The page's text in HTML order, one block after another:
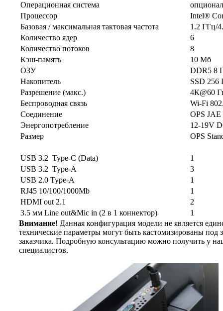
Операционная система
Процессор
Intel®
Базовая / максимальная тактовая частота
1.2 ГГц/
Количество ядер
6
Количество потоков
8
Кэш-память
10 Мб
ОЗУ
DDR5 8
Накопитель
SSD 256
Разрешение (макс.)
4К@60
Беспроводная связь
Wi-Fi
Соединение
OPS JAE
Энергопотребление
12-19V
Размер
OPS
USB 3.2 Type-C (Data)
1
USB 3.2 Type-A
3
USB 2.0 Type-A
1
RJ45 10/100/1000Mb
1
HDMI out 2.1
2
3.5 мм Line out&Mic in (2 в 1 коннектор)
1
Внимание! Данная конфигурация модели не является
технические параметры могут быть кастомизированы под
заказчика. Подробную консультацию можно получить у
специалистов.